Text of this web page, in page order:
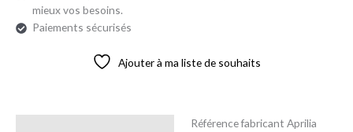
mieux vos besoins.
Paiements sécurisés
Ajouter à ma liste de souhaits
Référence fabricant Aprilia